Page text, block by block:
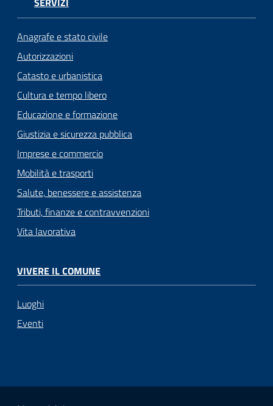
Tutti
gli
argomenti...
Seguici
su
Anagrafe e stato civile
Autorizzazioni
Catasto e urbanistica
Cultura e tempo libero
Educazione e formazione
Giustizia e sicurezza pubblica
Imprese e commercio
Mobilità e trasporti
Salute, benessere e assistenza
Tributi, finanze e contravvenzioni
Vita lavorativa
VIVERE IL COMUNE
Luoghi
Eventi